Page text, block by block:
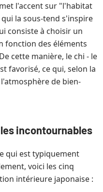
l'accent sur "l'habitat
la sous-tend s'inspire
consiste à choisir un
fonction des éléments
cette manière, le chi - le
favorisé, ce qui, selon la
de bien-
incontournables
qui est typiquement
voici les cinq
intérieure japonaise :